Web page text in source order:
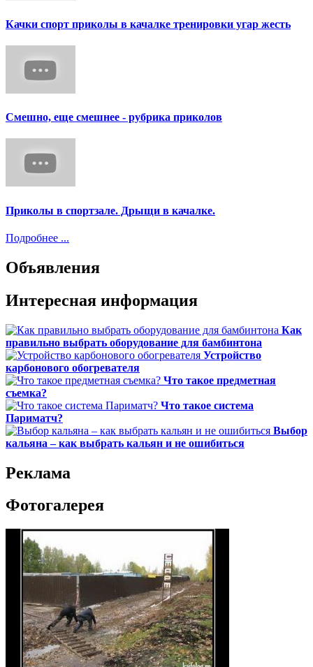
Качки спорт приколы в качалке тренировки угар жесть
Смешно, еще смешнее - рубрика приколов
Приколы в спортзале. Дрыщи в качалке.
Подробнее ...
Объявления
Интересная информация
Как
правильно выбрать оборудование для бамбинтона
Устройство
карбонового обогревателя
Что такое предметная
съемка?
Что такое система
Париматч?
Выбор
кальяна – как выбрать кальян и не ошибиться
Реклама
Фотогалерея